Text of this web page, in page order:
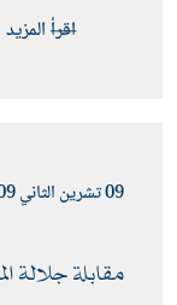
اقرأ المزيد
09 تشرين الثاني 2009